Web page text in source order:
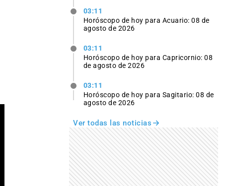
03:11
Horóscopo de hoy para Acuario: 08 de
agosto de 2026
03:11
Horóscopo de hoy para Capricornio: 08
de agosto de 2026
03:11
Horóscopo de hoy para Sagitario: 08 de
agosto de 2026
Ver todas las noticias